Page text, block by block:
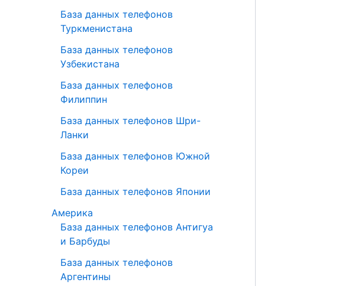
База данных телефонов
Туркменистана
База данных телефонов
Узбекистана
База данных телефонов
Филиппин
База данных телефонов Шри-
Ланки
База данных телефонов Южной
Кореи
База данных телефонов Японии
Америка
База данных телефонов Антигуа
и Барбуды
База данных телефонов
Аргентины